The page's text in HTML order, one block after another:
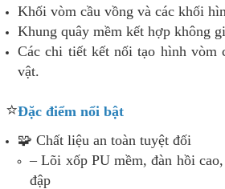
Khối vòm cầu vồng và các khối
Khung quây mềm kết hợp không
Các chi tiết kết nối tạo hình vòm
vật.
⭐Đặc điểm nổi bật
🧩 Chất liệu an toàn tuyệt đối
– Lõi xốp PU mềm, đàn hồi
đập